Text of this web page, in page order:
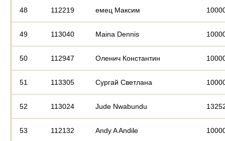
48 112219 емец Максим
49 113040 Maina Dennis
50 112947 Оленич Константин
51 113305 Сургай Светлана
52 113024 Jude Nwabundu
53 112132 Andy A Andile